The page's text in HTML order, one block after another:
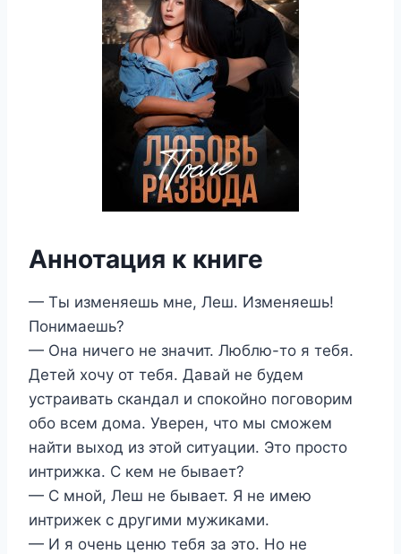
Аннотация к книге
— Ты изменяешь мне, Леш. Изменяешь!
Понимаешь?
— Она ничего не значит. Люблю-то я тебя.
Детей хочу от тебя. Давай не будем
устраивать скандал и спокойно поговорим
обо всем дома. Уверен, что мы сможем
найти выход из этой ситуации. Это просто
интрижка. С кем не бывает?
— С мной, Леш не бывает. Я не имею
интрижек с другими мужиками.
— И я очень ценю тебя за это. Но не